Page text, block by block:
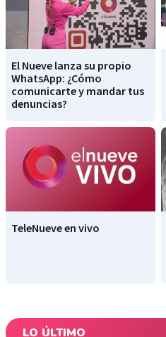
El Nueve lanza su propio
WhatsApp: ¿Cómo
comunicarte y mandar tus
denuncias?
TeleNueve en vivo
LO ÚLTIMO